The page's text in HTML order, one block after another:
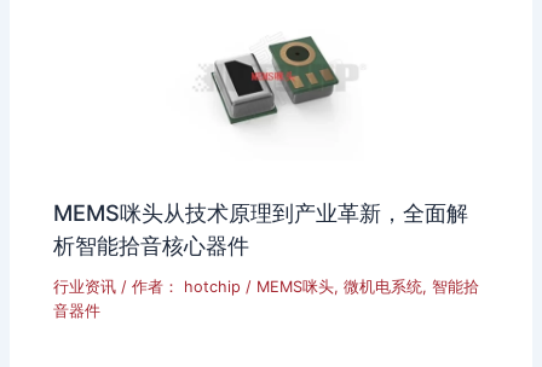
MEMS咪头从技术原理到产业革新，全面解
析智能拾音核心器件
行业资讯 / 作者： hotchip / MEMS咪头,微机电系统,智能拾
音器件